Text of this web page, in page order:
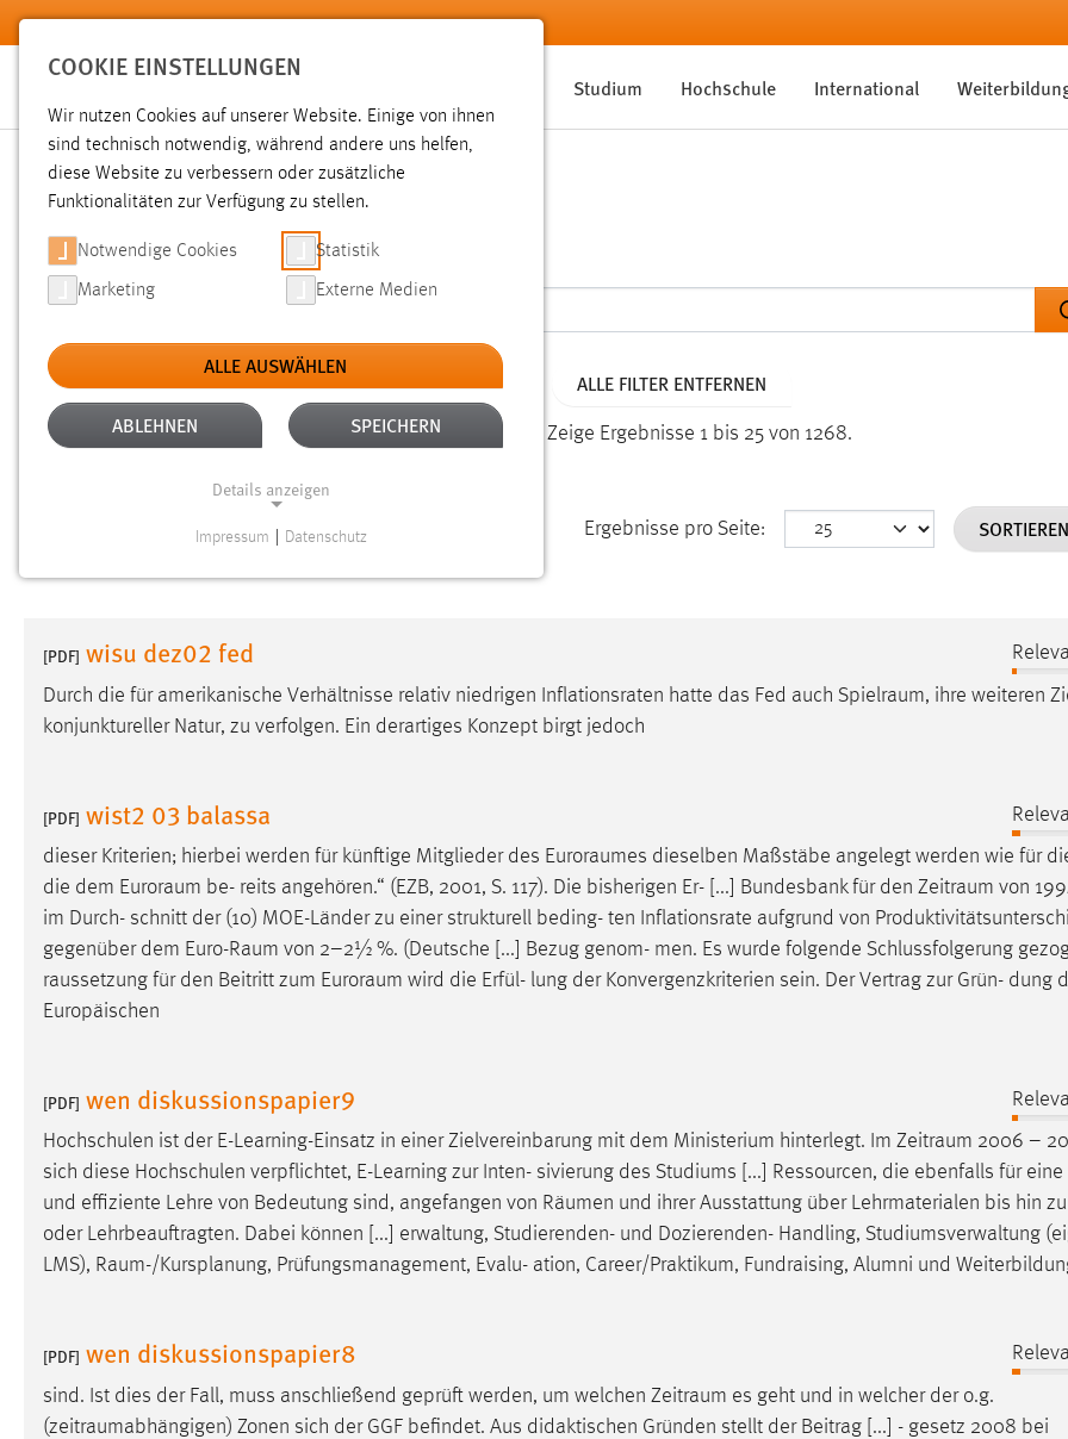
Zum Hauptinhalt springen
Studium Hochschule International
SUCHE
Aktive Filter: TYP: DATEIEN ALTER: ÜBER EIN JAHR ALLE FILTER ENTFERNEN
Gesucht nach "raum". Es wurden 1268 Ergebnisse gefunden. Zeige Ergebnisse 1 bis 25 von 1268.
Ergebnisse pro Seite:
[PDF] wisu dez02 fed
Durch die für amerikanische Verhältnisse relativ niedrigen Inflationsraten hatte das Fed auch Spielraum, ihre weiteren
konjunktureller Natur, zu verfolgen. Ein derartiges Konzept birgt jedoch
[PDF] wist2 03 balassa
dieser Kriterien; hierbei werden für künftige Mitglieder des Euroraumes dieselben Maßstäbe angelegt werden wie für
die dem Euroraum be- reits angehören.“ (EZB, 2001, S. 117). Die bisherigen Er- [...] Bundesbank für den Zeitraum von
im Durch- schnitt der (10) MOE-Länder zu einer strukturell beding- ten Inflationsrate aufgrund von
gegenüber dem Euro-Raum von 2–2½ %. (Deutsche [...] Bezug genom- men. Es wurde folgende Schlussfolgerung
raussetzung für den Beitritt zum Euroraum wird die Erfül- lung der Konvergenzkriterien sein. Der Vertrag zur Grün- dung
Europäischen
[PDF] wen diskussionspapier9
Hochschulen ist der E-Learning-Einsatz in einer Zielvereinbarung mit dem Ministerium hinterlegt. Im Zeitraum 2006 –
sich diese Hochschulen verpflichtet, E-Learning zur Inten- sivierung des Studiums [...] Ressourcen, die ebenfalls für eine
und effiziente Lehre von Bedeutung sind, angefangen von Räumen und ihrer Ausstattung über Lehrmaterialen bis hin zu
oder Lehrbeauftragten. Dabei können [...] erwaltung, Studierenden- und Dozierenden- Handling, Studiumsverwaltung
LMS), Raum-/Kursplanung, Prüfungsmanagement, Evalu- ation, Career/Praktikum, Fundraising, Alumni und
[PDF] wen diskussionspapier8
sind. Ist dies der Fall, muss anschließend geprüft werden, um welchen Zeitraum es geht und in welcher der o.g.
(zeitraumabhängigen) Zonen sich der GGF befindet. Aus didaktischen Gründen stellt der Beitrag [...] - gesetz 2008 bei
COOKIE EINSTELLUNGEN
Wir nutzen Cookies auf unserer Website. Einige von ihnen
sind technisch notwendig, während andere uns helfen,
diese Website zu verbessern oder zusätzliche
Funktionalitäten zur Verfügung zu stellen.
Notwendige Cookies Statistik
Marketing Externe Medien
ALLE AUSWÄHLEN
ABLEHNEN SPEICHERN
Details anzeigen
Website erforderlich.
Einverständnis
Zweck:
Dieser Cookie speichert die
ausgewählten Einverständnis-Optionen
des Benutzers
Cookie Laufzeit: 1 Jahr
Performance
Name:
eingeloggt ist.
Sprachpräferenz
Name: site-language-preference
Zweck:
Das Cookie speichert die gewählte
Cookie Laufzeit: 30 Tage
Chat
Impressum Datenschutz